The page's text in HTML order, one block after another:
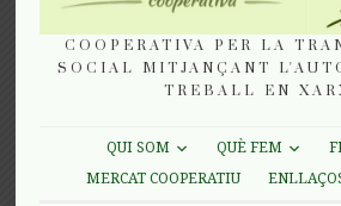
COOPERATIVA PER LA
SOCIAL MITJANÇANT
TREBALL EN
QUI SOM QUÈ FEM
MERCAT COOPERATIU